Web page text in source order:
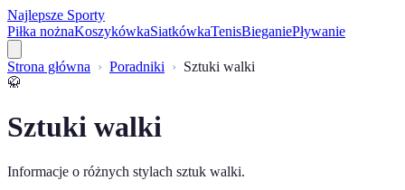
Najlepsze Sporty
Piłka nożnaKoszykówkaSiatkówkaTenisBieganiePływanie
Strona główna Poradniki
Sztuki walki
🥋
Sztuki walki
Informacje o różnych stylach sztuk walki.